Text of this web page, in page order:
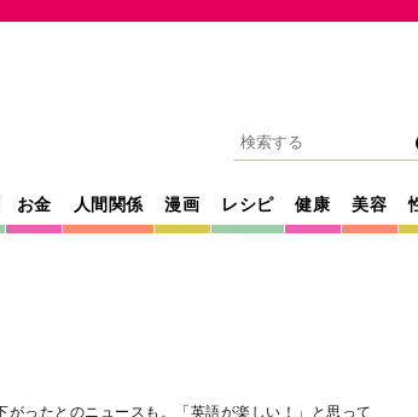
お金 人間関係 漫画 レシピ 健康 美容
ったとのニュースも。「英語が楽しい！」と思って